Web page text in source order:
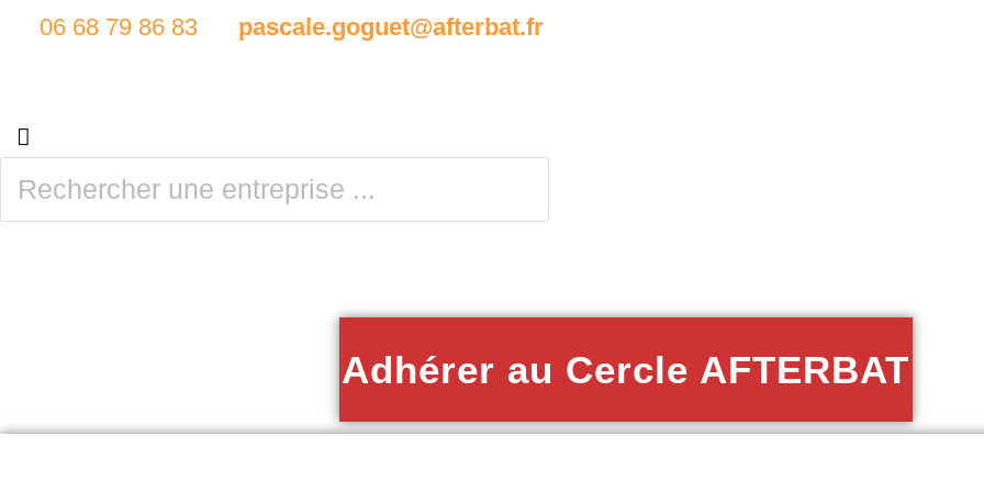
06 68 79 86 83 pascale.goguet@afterbat.fr
Adhérer au Cercle AFTERBAT